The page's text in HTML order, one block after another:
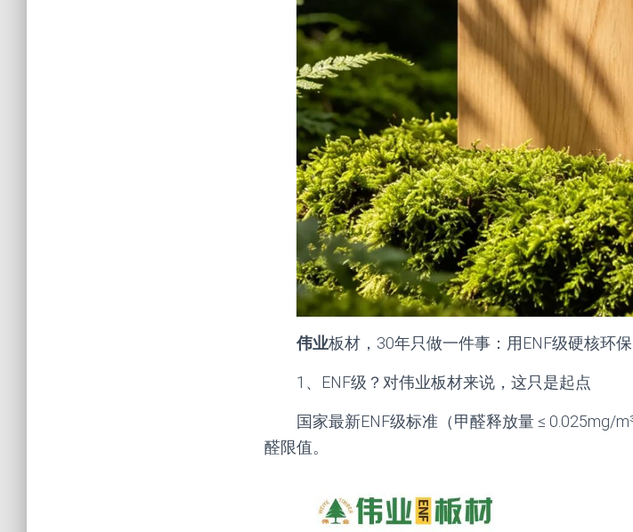
伟业板材，30年只做一件事：用ENF级硬核环保
1、 ENF级？对伟业板材来说，这只是起点
国家最新ENF级标准（甲醛释放量 ≤ 0.025mg/
醛限值。